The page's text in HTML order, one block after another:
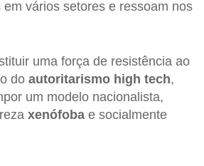
vários setores e ressoam nos
uma força de resistência ao
do autoritarismo high tech,
um modelo nacionalista,
xenófoba e socialmente